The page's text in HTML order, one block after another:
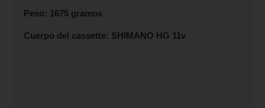
Peso: 1675 gramos
Cuerpo del cassette: SHIMANO HG 11v